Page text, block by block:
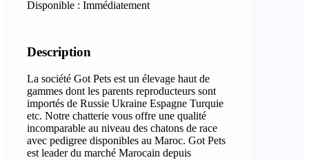
Disponible : Immédiatement
Description
La société Got Pets est un élevage haut de
gammes dont les parents reproducteurs sont
importés de Russie Ukraine Espagne Turquie
etc. Notre chatterie vous offre une qualité
incomparable au niveau des chatons de race
avec pedigree disponibles au Maroc. Got Pets
est leader du marché Marocain depuis